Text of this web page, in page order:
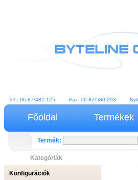
Tel.: 06-87/482-125 Fax: 06-87/580-293
Főoldal Termékek
Termék:
Kategóriák
Konfigurációk